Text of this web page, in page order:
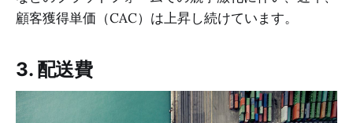
顧客獲得単価（CAC）は上昇し続けています。
3. 配送費